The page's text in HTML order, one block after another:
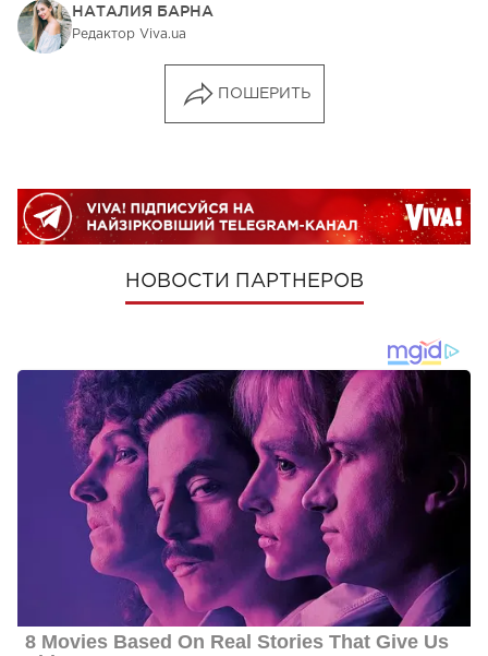
НАТАЛИЯ БАРНА
Редактор Viva.ua
ПОШЕРИТЬ
НОВОСТИ ПАРТНЕРОВ